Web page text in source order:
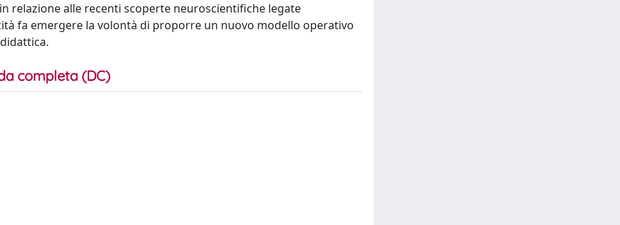
relazione alle recenti scoperte neuroscientifiche legate
fa emergere la volontà di proporre un nuovo modello operativo
completa (DC)